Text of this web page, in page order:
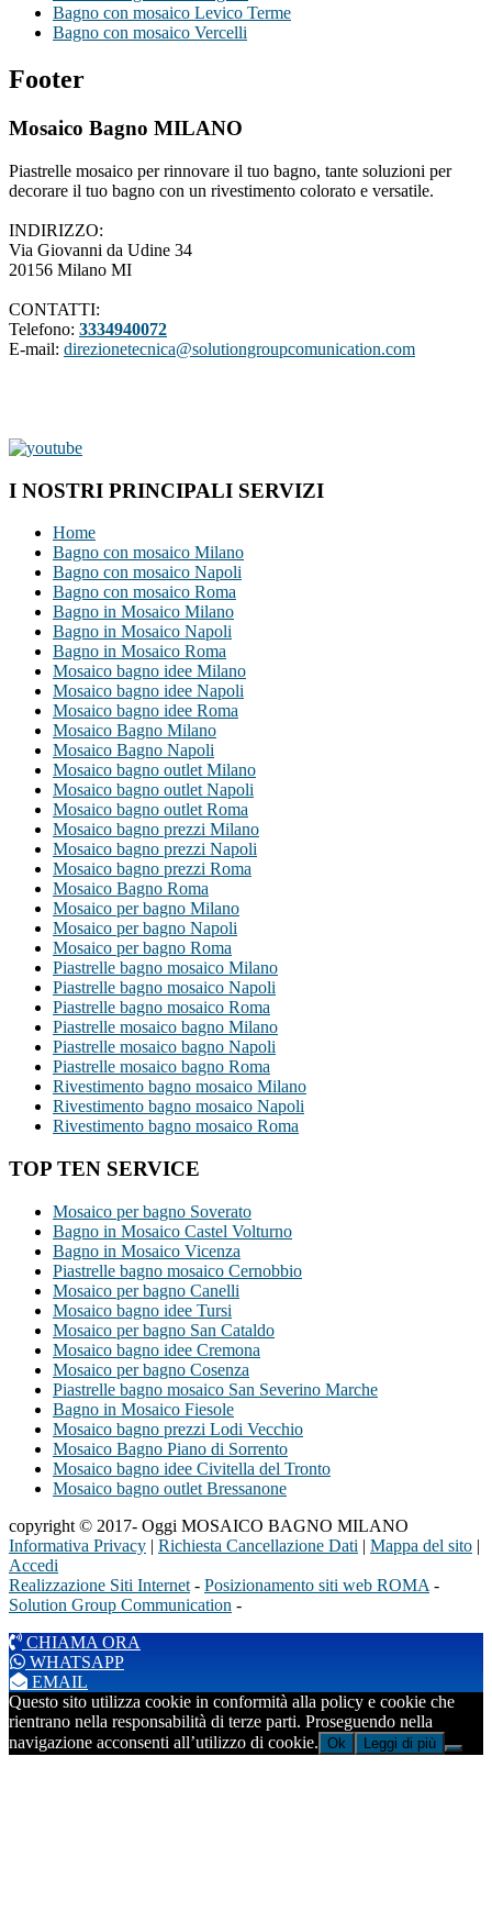
Bagno con mosaico Levico Terme
Bagno con mosaico Vercelli
Footer
Mosaico Bagno MILANO
Piastrelle mosaico per rinnovare il tuo bagno, tante soluzioni per
decorare il tuo bagno con un rivestimento colorato e versatile.
INDIRIZZO:
Via Giovanni da Udine 34
20156 Milano MI
CONTATTI:
Telefono: 3334940072
E-mail: direzionetecnica@solutiongroupcomunication.com
I NOSTRI PRINCIPALI SERVIZI
Home
Bagno con mosaico Milano
Bagno con mosaico Napoli
Bagno con mosaico Roma
Bagno in Mosaico Milano
Bagno in Mosaico Napoli
Bagno in Mosaico Roma
Mosaico bagno idee Milano
Mosaico bagno idee Napoli
Mosaico bagno idee Roma
Mosaico Bagno Milano
Mosaico Bagno Napoli
Mosaico bagno outlet Milano
Mosaico bagno outlet Napoli
Mosaico bagno outlet Roma
Mosaico bagno prezzi Milano
Mosaico bagno prezzi Napoli
Mosaico bagno prezzi Roma
Mosaico Bagno Roma
Mosaico per bagno Milano
Mosaico per bagno Napoli
Mosaico per bagno Roma
Piastrelle bagno mosaico Milano
Piastrelle bagno mosaico Napoli
Piastrelle bagno mosaico Roma
Piastrelle mosaico bagno Milano
Piastrelle mosaico bagno Napoli
Piastrelle mosaico bagno Roma
Rivestimento bagno mosaico Milano
Rivestimento bagno mosaico Napoli
Rivestimento bagno mosaico Roma
TOP TEN SERVICE
Mosaico per bagno Soverato
Bagno in Mosaico Castel Volturno
Bagno in Mosaico Vicenza
Piastrelle bagno mosaico Cernobbio
Mosaico per bagno Canelli
Mosaico bagno idee Tursi
Mosaico per bagno San Cataldo
Mosaico bagno idee Cremona
Mosaico per bagno Cosenza
Piastrelle bagno mosaico San Severino Marche
Bagno in Mosaico Fiesole
Mosaico bagno prezzi Lodi Vecchio
Mosaico Bagno Piano di Sorrento
Mosaico bagno idee Civitella del Tronto
Mosaico bagno outlet Bressanone
copyright © 2017- Oggi MOSAICO BAGNO MILANO
Informativa Privacy | Richiesta Cancellazione Dati | Mappa del sito |
Accedi
Realizzazione Siti Internet - Posizionamento siti web ROMA -
Solution Group Communication -
CHIAMA ORA
WHATSAPP
EMAIL
Questo sito utilizza cookie in conformità alla policy e cookie che
rientrano nella responsabilità di terze parti. Proseguendo nella
navigazione acconsenti all’utilizzo di cookie. Ok Leggi di più